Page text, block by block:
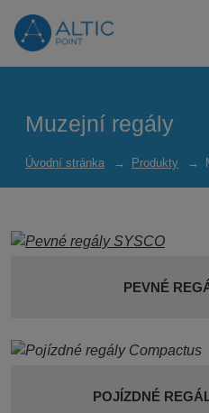
Muzejní regály
Úvodní stránka Produkty
PEVNÉ
POJÍZDNÉ